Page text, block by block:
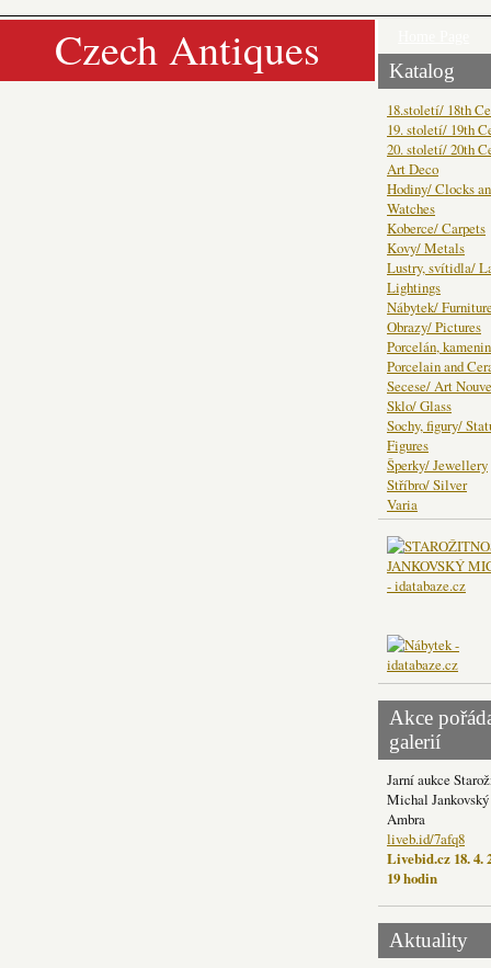
Czech Antiques Katalog
18.století/ 18th
19. století/ 19th
20. století/ 20th
Art Deco
Hodiny/ Clocks
Watches
Koberce/ Carpets
Kovy/ Metals
Lustry, svítidla/
Lightings
Nábytek/
Obrazy/ Pictures
Porcelán,
Porcelain and
Secese/ Art
Sklo/ Glass
Sochy, figury/
Figures
Šperky/ Jewellery
Stříbro/ Silver
Varia
Akce
galerií
Jarní aukce
Michal
Ambra
liveb.id/7afq8
Livebid.cz 18. 4.
19 hodin
Aktuality